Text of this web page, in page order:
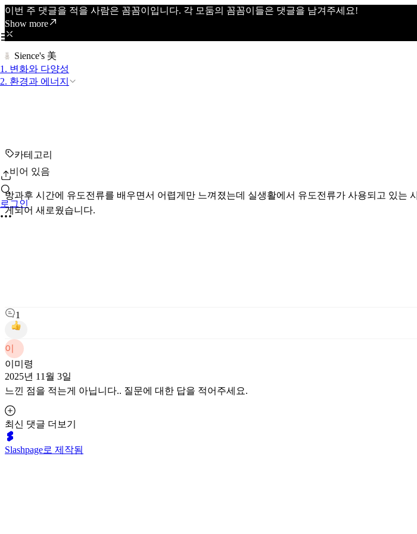
이번 주 댓글을 적을 사람은 꼼꼼이입니다. 각 모둠의 꼼꼼이들은 댓글을 남겨주세요!
Show more
Sience's 美
1. 변화와 다양성
2. 환경과 에너지
로그인
카테고리
비어 있음
방과후 시간에 유도전류를 배우면서 어렵게만 느껴졌는데 실생활에서 유도전류가 사용되고 있
게되어 새로웠습니다.
1
이
이미령
2025년 11월 3일
느낀 점을 적는게 아닙니다.. 질문에 대한 답을 적어주세요.
최신 댓글 더보기
Slashpage로 제작됨